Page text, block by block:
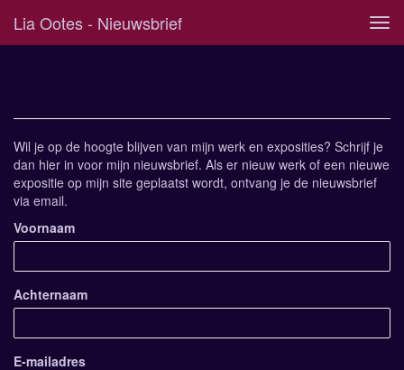
Lia Ootes - Nieuwsbrief
Wil je op de hoogte blijven van mijn werk en exposities? Schrijf je
dan hier in voor mijn nieuwsbrief. Als er nieuw werk of een nieuwe
expositie op mijn site geplaatst wordt, ontvang je de nieuwsbrief
via email.
Voornaam
Achternaam
E-mailadres